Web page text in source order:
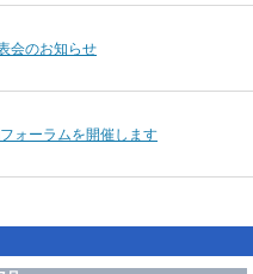
会のお知らせ
ォーラムを開催します